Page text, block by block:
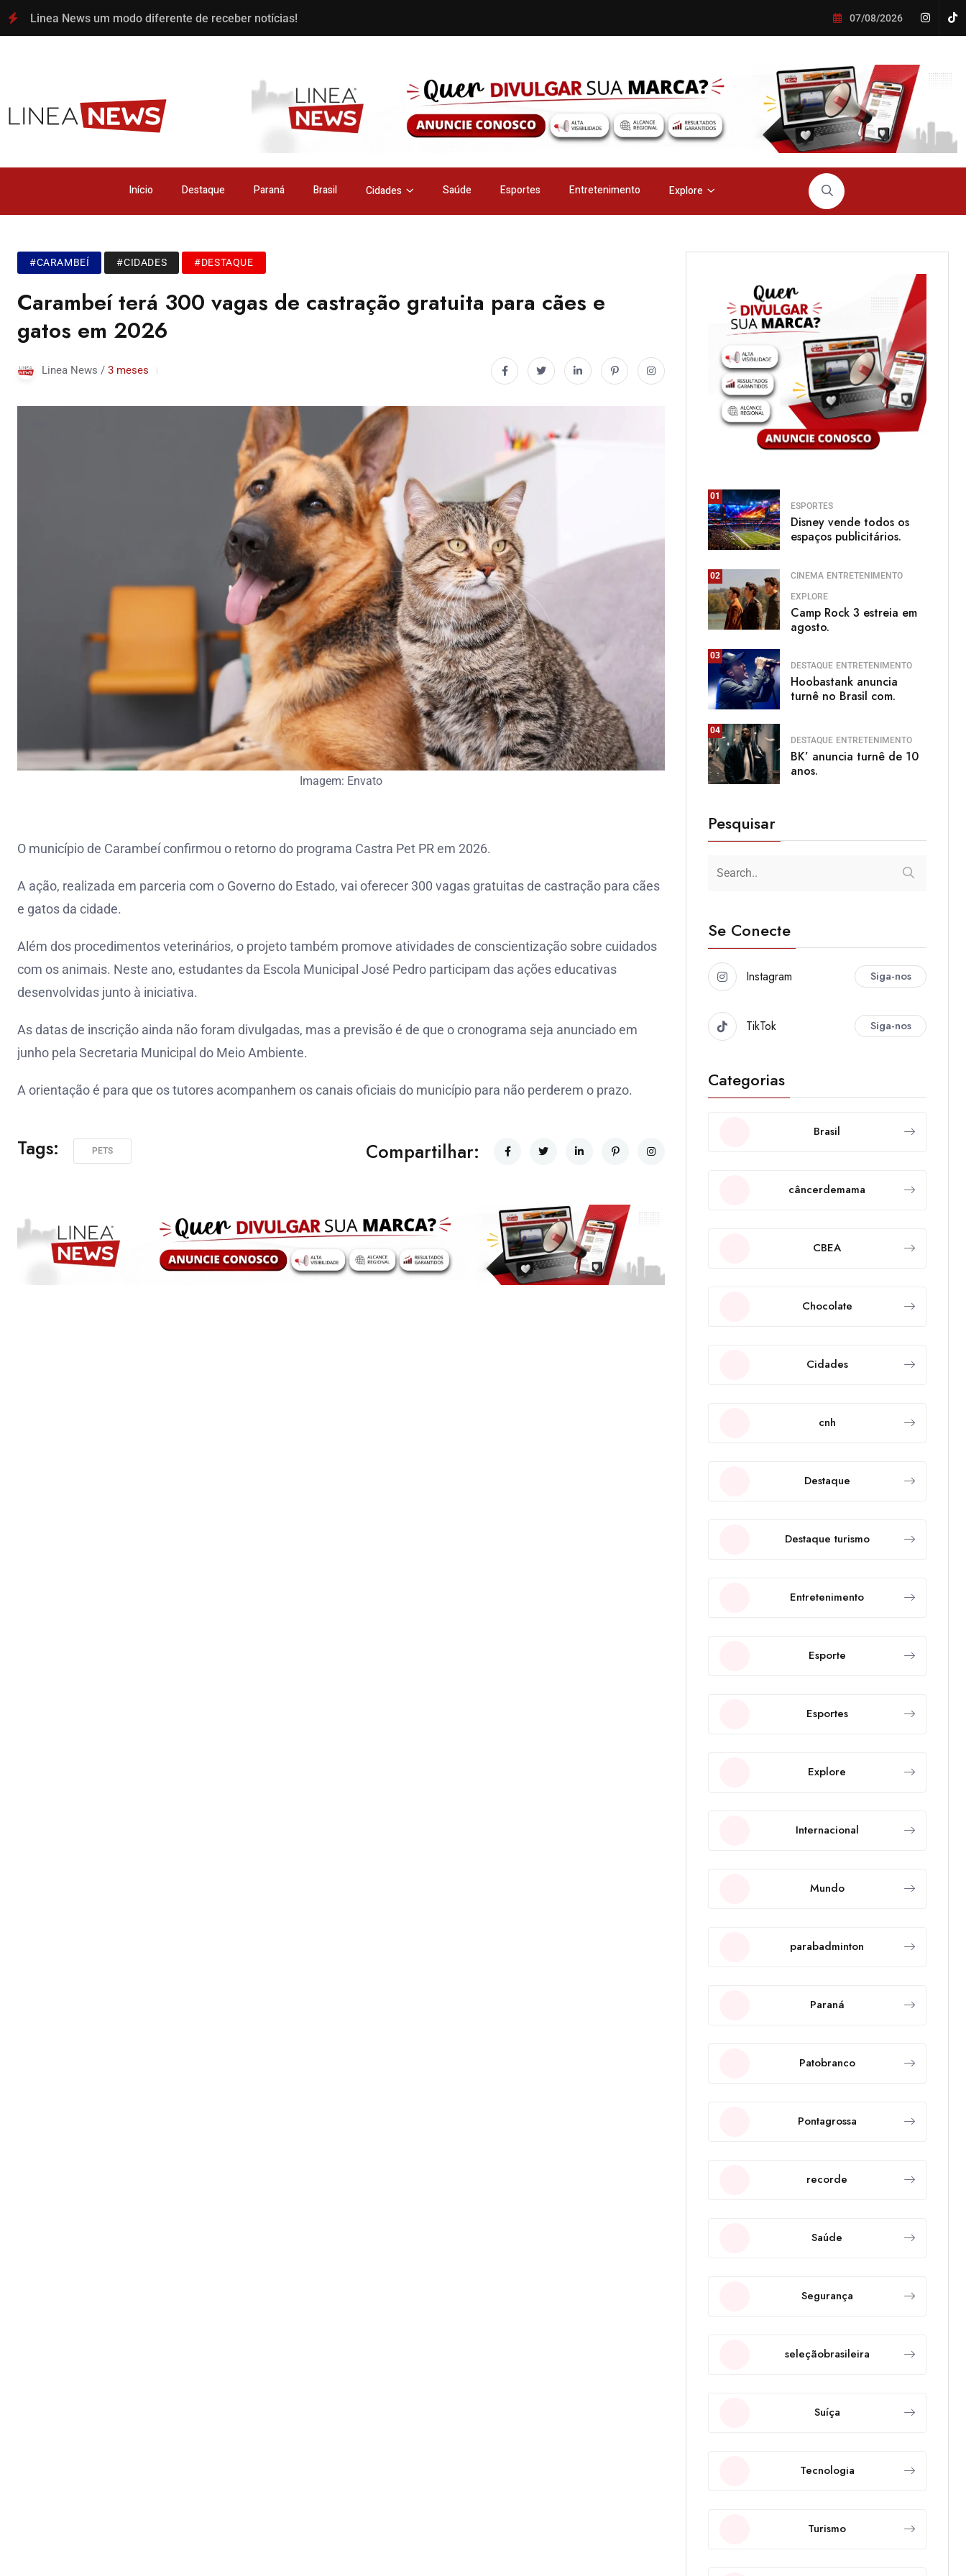
Linea News um modo diferente de receber notícias! 07/08/2026
Início Destaque Paraná Brasil Cidades Saúde Esportes Entretenimento Explore
#CARAMBEÍ #CIDADES #DESTAQUE
Carambeí terá 300 vagas de castração gratuita para cães e
gatos em 2026
Linea News / 3 meses
Imagem: Envato
O município de Carambeí confirmou o retorno do programa Castra Pet PR em 2026.
A ação, realizada em parceria com o Governo do Estado, vai oferecer 300 vagas gratuitas de castração para cães
e gatos da cidade.
Além dos procedimentos veterinários, o projeto também promove atividades de conscientização sobre cuidados
com os animais. Neste ano, estudantes da Escola Municipal José Pedro participam das ações educativas
desenvolvidas junto à iniciativa.
As datas de inscrição ainda não foram divulgadas, mas a previsão é de que o cronograma seja anunciado em
junho pela Secretaria Municipal do Meio Ambiente.
A orientação é para que os tutores acompanhem os canais oficiais do município para não perderem o prazo.
Tags: PETS Compartilhar:
01
ESPORTES
Disney vende todos os
espaços publicitários.
02 CINEMA ENTRETENIMENTO
EXPLORE
Camp Rock 3 estreia em
agosto.
03
DESTAQUE ENTRETENIMENTO
Hoobastank anuncia
turnê no Brasil com.
04
DESTAQUE ENTRETENIMENTO
BK’ anuncia turnê de 10
anos.
Pesquisar
Se Conecte
Instagram Siga-nos
TikTok Siga-nos
Categorias
Brasil
câncerdemama
CBEA
Chocolate
Cidades
cnh
Destaque
Destaque turismo
Entretenimento
Esporte
Esportes
Explore
Internacional
Mundo
parabadminton
Paraná
Patobranco
Pontagrossa
recorde
Saúde
Segurança
seleçãobrasileira
Suíça
Tecnologia
Turismo